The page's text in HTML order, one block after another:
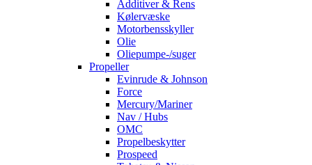
Additiver & Rens
Kølervæske
Motorbensskyller
Olie
Oliepumpe-/suger
Propeller
Evinrude & Johnson
Force
Mercury/Mariner
Nav / Hubs
OMC
Propelbeskytter
Prospeed